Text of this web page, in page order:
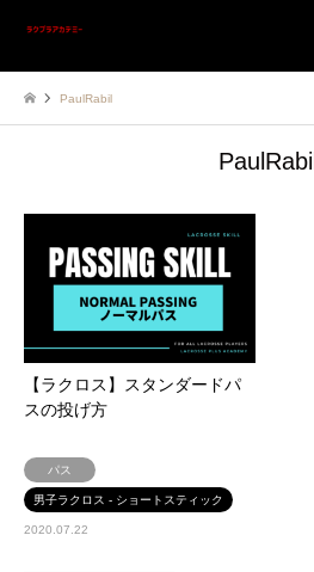
PaulRabil
PaulRabil
【ラクロス】スタンダードパ
スの投げ方
パス
男子ラクロス - ショートスティック
2020.07.22